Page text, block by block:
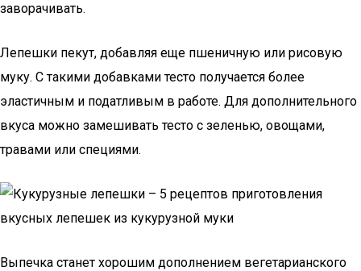
заворачивать.
Лепешки пекут, добавляя еще пшеничную или рисовую
муку. С такими добавками тесто получается более
эластичным и податливым в работе. Для дополнительного
вкуса можно замешивать тесто с зеленью, овощами,
травами или специями.
Выпечка станет хорошим дополнением вегетарианского